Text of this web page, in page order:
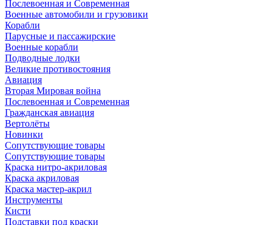
Послевоенная и Современная
Военные автомобили и грузовики
Корабли
Парусные и пассажирские
Военные корабли
Подводные лодки
Великие противостояния
Авиация
Вторая Мировая война
Послевоенная и Современная
Гражданская авиация
Вертолёты
Новинки
Сопутствующие товары
Сопутствующие товары
Краска нитро-акриловая
Краска акриловая
Краска мастер-акрил
Инструменты
Кисти
Подставки под краски